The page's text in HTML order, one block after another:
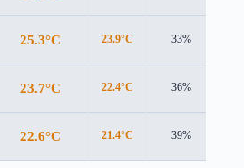
25.3°C 23.9°C 33%
23.7°C 22.4°C 36%
22.6°C 21.4°C 39%